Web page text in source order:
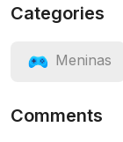
Categories
Meninas
Comments